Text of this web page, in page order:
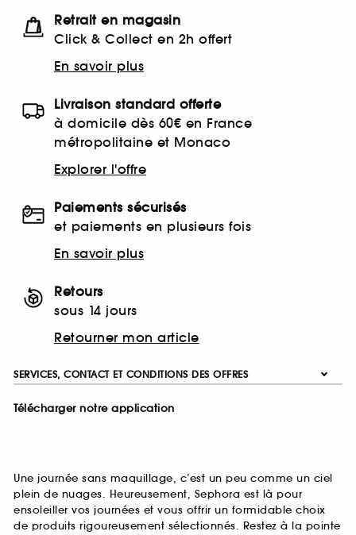
Retrait en magasin
Click & Collect en 2h offert
En savoir plus
Livraison standard offerte
à domicile dès 60€ en France
métropolitaine et Monaco
Explorer l'offre
Paiements sécurisés
et paiements en plusieurs fois
En savoir plus
Retours
sous 14 jours
Retourner mon article
SERVICES, CONTACT ET CONDITIONS DES OFFRES
Télécharger notre application
Une journée sans maquillage, c’est un peu comme un ciel
plein de nuages. Heureusement, Sephora est là pour
ensoleiller vos journées et vous offrir un formidable choix
de produits rigoureusement sélectionnés. Restez à la pointe